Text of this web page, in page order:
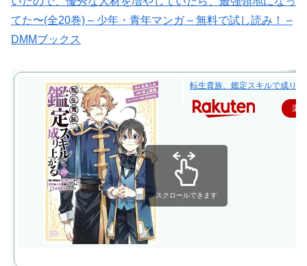
てた〜(全20巻) – 少年・青年マンガ – 無料で試し読み！ –
DMMブックス
転生貴族、鑑定スキルで成り
楽
スクロールできます